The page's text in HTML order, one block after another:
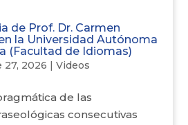
de Prof. Dr. Carmen
la Universidad Autónoma
(Facultad de Idiomas)
27, 2026 | Videos
de las
consecutivas